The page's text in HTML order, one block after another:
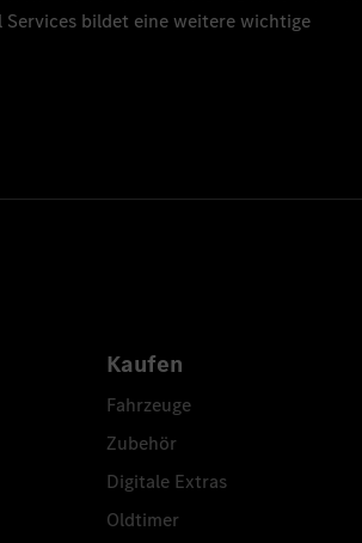
Services bildet eine weitere wichtige
Kaufen
Fahrzeuge
Zubehör
Digitale Extras
Oldtimer